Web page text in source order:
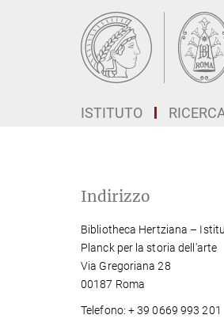
ISTITUTO
Indirizzo
Bibliotheca Hertziana –
Planck per la storia dell'arte
Via Gregoriana 28
00187 Roma
Telefono: + 39 0669 993 201